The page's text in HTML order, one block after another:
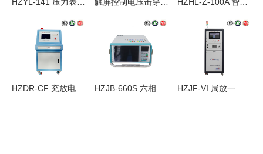
HZDR-CF 充放电试验装置 HZJB-660S 六相微机继电保护测试仪 HZJF-VI 局放一体机